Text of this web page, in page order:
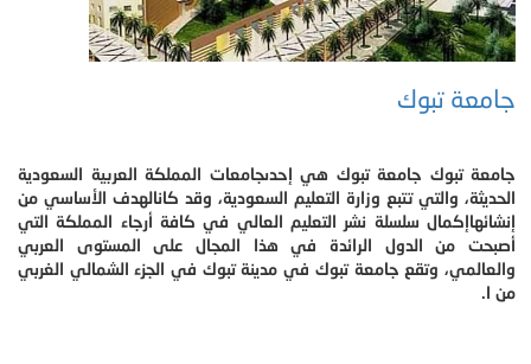
جامعة تبوك
جامعة تبوك جامعة تبوك هي إحدىجامعات المملكة العربية السعودية
الحديثة، والتي تتبع وزارة التعليم السعودية، وقد كانالهدف الأساسي من
إنشائهاإكمال سلسلة نشر التعليم العالي في كافة أرجاء المملكة التي
أصبحت من الدول الرائدة في هذا المجال على المستوى العربي
والعالمي، وتقع جامعة تبوك في مدينة تبوك في الجزء الشمالي الغربي
من ا.